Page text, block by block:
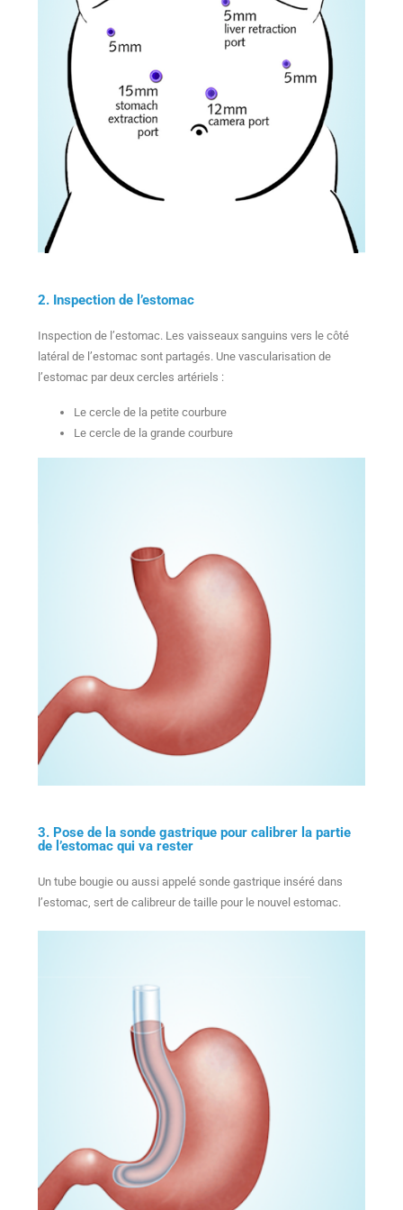
2. Inspection de l’estomac
Inspection de l’estomac. Les vaisseaux sanguins vers le côté
latéral de l’estomac sont partagés. Une vascularisation de
l’estomac par deux cercles artériels :
Le cercle de la petite courbure
Le cercle de la grande courbure
3. Pose de la sonde gastrique pour calibrer la partie
de l’estomac qui va rester
Un tube bougie ou aussi appelé sonde gastrique inséré dans
l’estomac, sert de calibreur de taille pour le nouvel estomac.